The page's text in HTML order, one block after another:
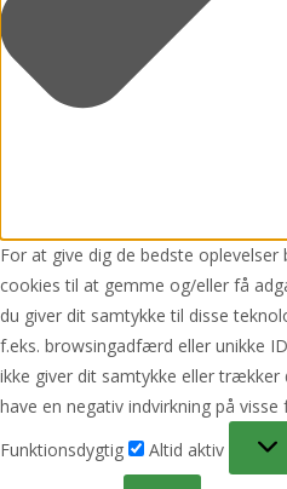
For at give dig de bedste
cookies til at gemme og/eller få
du giver dit samtykke til disse
f.eks. browsingadfærd eller unikke
ikke giver dit samtykke eller
have en negativ indvirkning på
Funktionsdygtig
Altid aktiv